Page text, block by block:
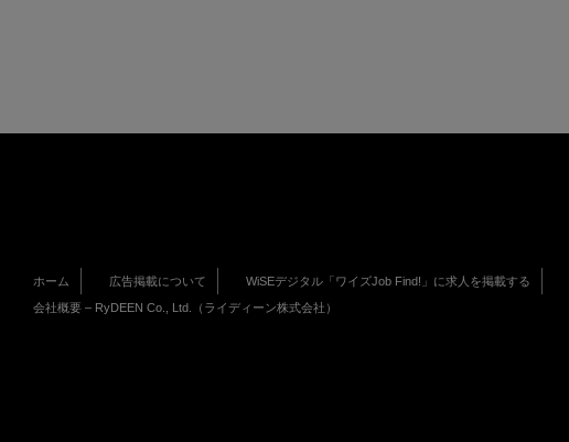
ホーム 広告掲載について WiSEデジタル「ワイズJob Find!」に求人を掲載する
会社概要 – RyDEEN Co., Ltd.（ライディーン株式会社）